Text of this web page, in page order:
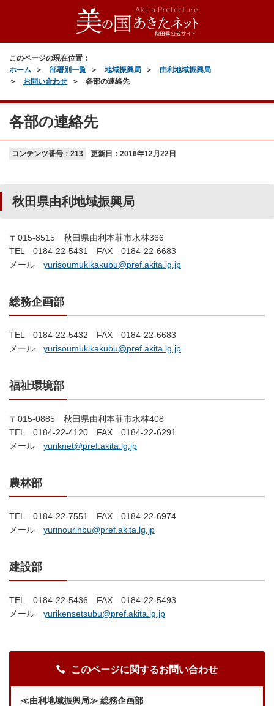
このページの現在位置：
ホーム
部署別一覧 地域振興局
由利地域振興局
お問い合わせ
各部の連絡先
各部の連絡先
コンテンツ番号：213 更新日： 2016年12月22日
秋田県由利地域振興局
〒015-8515 秋田県由利本荘市水林366
TEL 0184-22-5431 FAX 0184-22-6683
メール yurisoumukikakubu@pref.akita.lg.jp
総務企画部
TEL 0184-22-5432 FAX 0184-22-6683
メール yurisoumukikakubu@pref.akita.lg.jp
福祉環境部
〒015-0885 秋田県由利本荘市水林408
TEL 0184-22-4120 FAX 0184-22-6291
メール yuriknet@pref.akita.lg.jp
農林部
TEL 0184-22-7551 FAX 0184-22-6974
メール yurinourinbu@pref.akita.lg.jp
建設部
TEL 0184-22-5436 FAX 0184-22-5493
メール yurikensetsubu@pref.akita.lg.jp
このページに関するお問い合わせ
≪由利地域振興局≫ 総務企画部